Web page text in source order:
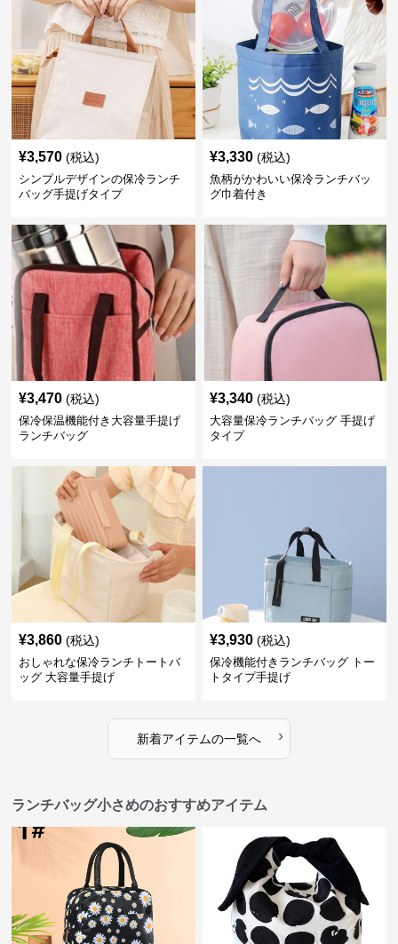
¥3,570 (税込)
シンプルデザインの保冷ランチ
バッグ手提げタイプ
¥3,330 (税込)
魚柄がかわいい保冷ランチバッ
グ巾着付き
¥3,470 (税込)
保冷保温機能付き大容量手提げ
ランチバッグ
¥3,340 (税込)
大容量保冷ランチバッグ 手提げ
タイプ
¥3,860 (税込)
おしゃれな保冷ランチトートバ
ッグ 大容量手提げ
¥3,930 (税込)
保冷機能付きランチバッグ トー
トタイプ手提げ
新着アイテムの一覧へ ›
ランチバッグ小さめのおすすめアイテム